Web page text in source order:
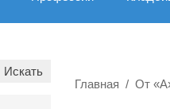
Главная От